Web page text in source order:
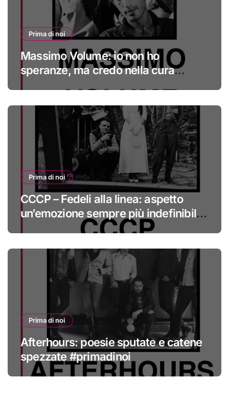
Prima di noi
Massimo Volume: io non ho
speranze, ma credo nella cura
Prima di noi
CCCP – Fedeli alla linea: aspetto
un’emozione sempre più indefinibile
#primadinoi
Prima di noi
Afterhours: poesie sputate e catene
spezzate #primadinoi